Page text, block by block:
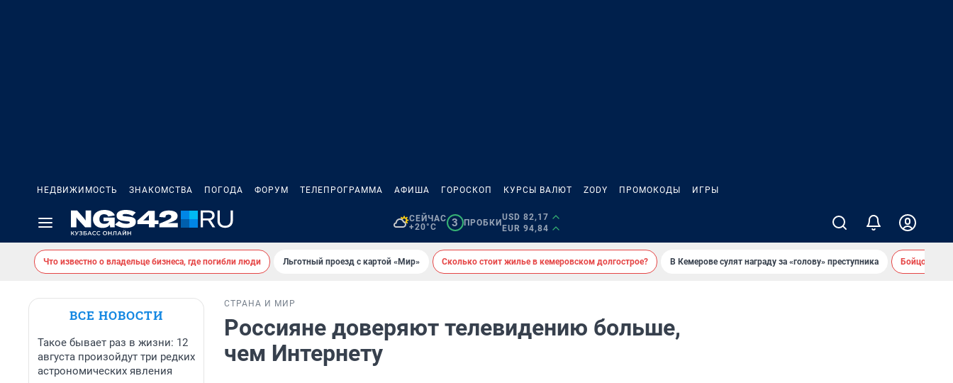
НЕДВИЖИМОСТЬ ЗНАКОМСТВА ПОГОДА ФОРУМ ТЕЛЕПРОГРАММА АФИША ГОРОСКОП КУРСЫ ВАЛЮТ ZODY ПРОМОКОДЫ ИГРЫ
СЕЙЧАС
+20°C
3 ПРОБКИ
USD 82,17
EUR 94,84
Что известно о владельце бизнеса, где погибли люди Льготный проезд с картой «Мир» Сколько стоит жилье в кемеровском долгострое? В Кемерове сулят награду за «голову» преступника Бойцовский
ВСЕ НОВОСТИ
Такое бывает раз в жизни: 12
августа произойдут три редких
астрономических явления
СТРАНА И МИР
Россияне доверяют телевидению больше,
чем Интернету